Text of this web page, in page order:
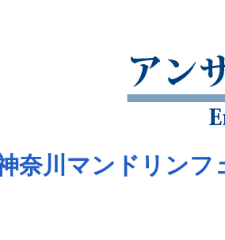
奈川マンドリンフ